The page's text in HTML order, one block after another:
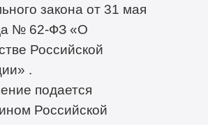
закона от 31 мая
№ 62-ФЗ «О
Российской
.
подается
Российской